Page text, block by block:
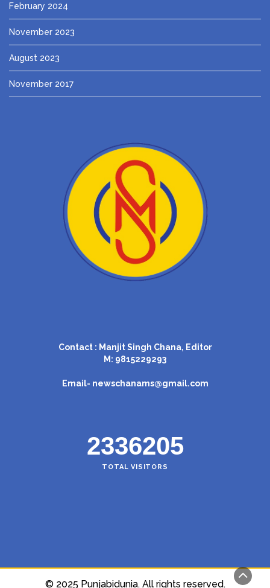
February 2024
November 2023
August 2023
November 2017
Contact : Manjit Singh Chana, Editor
M: 9815229293
Email- newschanams@gmail.com
2336205
TOTAL VISITORS
© 2025 Punjabidunia. All rights reserved.